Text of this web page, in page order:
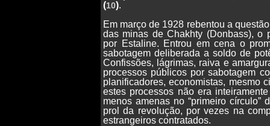
(10).
Em março de 1928 rebentou a
das minas de Chakhty (Donbass), o
por Estaline. Entrou em cena o
sabotagem deliberada a soldo de
Confissões, lágrimas, raiva e
processos públicos por sabotagem
planificadores, economistas, mesmo
estes processos não era
menos amenas no “primeiro
prol da revolução, por vezes na
estrangeiros contratados.